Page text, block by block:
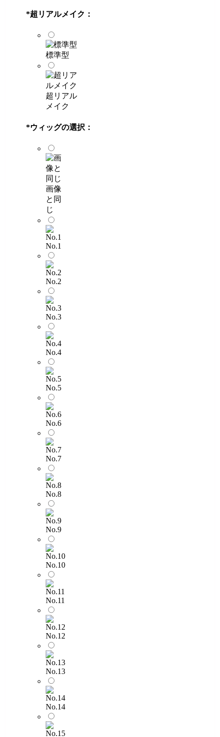
*超リアルメイク：
標準型
超リアル
メイク
*ウィッグの選択：
画像
と同
じ
No.1
No.2
No.3
No.4
No.5
No.6
No.7
No.8
No.9
No.10
No.11
No.12
No.13
No.14